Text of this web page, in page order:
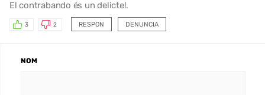
El contrabando és un delicte!.
RESPON
3 2 DENUNCIA
NOM